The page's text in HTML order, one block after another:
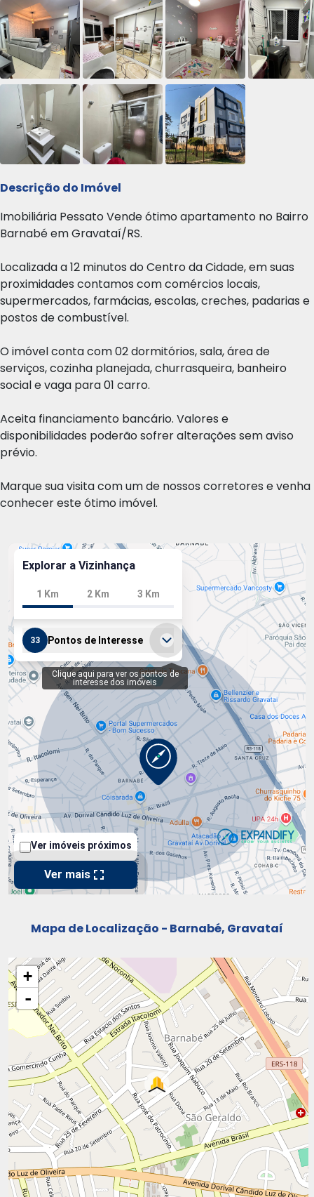
Descrição do Imóvel
Imobiliária Pessato Vende ótimo apartamento no Bairro
Barnabé em Gravataí/RS.
Localizada a 12 minutos do Centro da Cidade, em suas
proximidades contamos com comércios locais,
supermercados, farmácias, escolas, creches, padarias e
postos de combustível.
O imóvel conta com 02 dormitórios, sala, área de
serviços, cozinha planejada, churrasqueira, banheiro
social e vaga para 01 carro.
Aceita financiamento bancário. Valores e
disponibilidades poderão sofrer alterações sem aviso
prévio.
Marque sua visita com um de nossos corretores e venha
conhecer este ótimo imóvel.
Mapa de Localização - Barnabé, Gravataí